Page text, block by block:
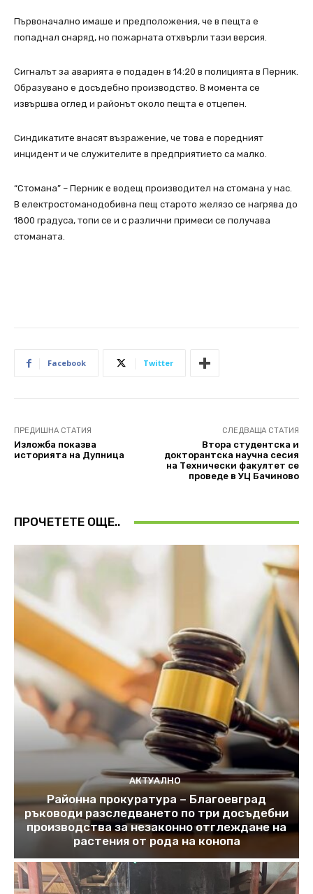
Първоначално имаше и предположения, че в пещта е
попаднал снаряд, но пожарната отхвърли тази версия.
Сигналът за аварията е подаден в 14:20 в полицията в Перник.
Образувано е досъдебно производство. В момента се
извършва оглед и районът около пещта е отцепен.
Синдикатите внасят възражение, че това е поредният
инцидент и че служителите в предприятието са малко.
“Стомана” – Перник е водещ производител на стомана у нас.
В електростоманодобивна пещ старото желязо се нагрява до
1800 градуса, топи се и с различни примеси се получава
стоманата.
Facebook Twitter
ПРЕДИШНА СТАТИЯ
Изложба показва
историята на Дупница
СЛЕДВАЩА СТАТИЯ
Втора студентска и
докторантска научна сесия
на Технически факултет се
проведе в УЦ Бачиново
ПРОЧЕТЕТЕ ОЩЕ..
АКТУАЛНО
Районна прокуратура – Благоевград
ръководи разследването по три досъдебни
производства за незаконно отглеждане на
растения от рода на конопа